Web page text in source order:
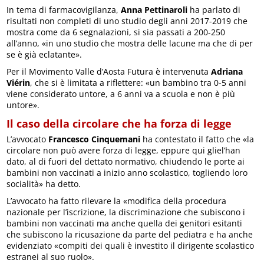
In tema di farmacovigilanza,Anna Pettinaroli ha parlato di
risultati non completi di uno studio degli anni 2017-2019 che
mostra come da 6 segnalazioni, si sia passati a 200-250
all’anno, «in uno studio che mostra delle lacune ma che di per
se è già eclatante».
Per il Movimento Valle d’Aosta Futura è intervenutaAdriana
Viérin, che si è limitata a riflettere: «un bambino tra 0-5 anni
viene considerato untore, a 6 anni va a scuola e non è più
untore».
Il caso della circolare che ha forza di legge
L’avvocato Francesco Cinquemani ha contestato il fatto che «la
circolare non può avere forza di legge, eppure qui gliel’han
dato, al di fuori del dettato normativo, chiudendo le porte ai
bambini non vaccinati a inizio anno scolastico, togliendo loro
socialità» ha detto.
L’avvocato ha fatto rilevare la «modifica della procedura
nazionale per l’iscrizione, la discriminazione che subiscono i
bambini non vaccinati ma anche quella dei genitori esitanti
che subiscono la ricusazione da parte del pediatra e ha anche
evidenziato «compiti dei quali è investito il dirigente scolastico
estranei al suo ruolo».